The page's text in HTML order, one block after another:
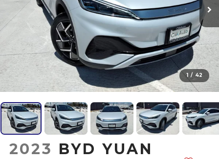
1 / 42
2023 BYD YUAN